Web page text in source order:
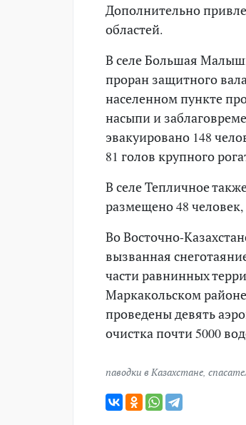
Дополнительно
областей.
В селе Большая
проран защитного
населенном пункте
насыпи и
эвакуировано 148
81 голов крупного
В селе Тепличное
размещено 48 человек,
Во Восточно-
вызванная
части равнинных
Маркакольском
проведены девять
очистка почти 5000
паводки в Казахстане